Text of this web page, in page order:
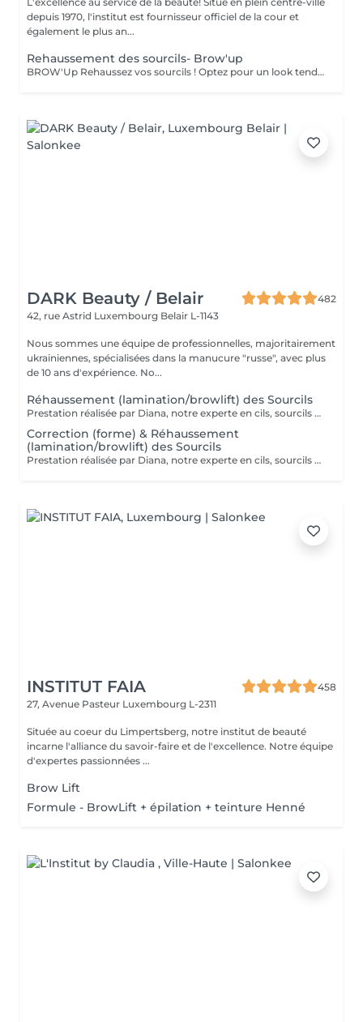
depuis 1970, l'institut est fournisseur officiel de la cour et
également le plus an...
Rehaussement des sourcils- Brow'up
BROW'Up Rehaussez vos sourcils ! Optez pour un look tendance ! Découvrez cette toute dernière tendance ! Le principe consiste à modifier le mouvement de vos poils de manière durable (+/- 6 semaines) en les rehaussant vers le haut et/ou dans leur mouvement naturel. Pourquoi ? Le sourcil sera plus ouvert, plus dense, il ouvrira considérablement le regard. Très utilisé par les plus grands maquilleurs, le coiffage du sourcil vers le haut à un vrai impact sur le regard, qui parait comme lifté, rehaussé. Egalement très utilisé en Amérique latine et en Asie, car les poils ont tendance à chuter vers le bas. Cette technique permet de les discipliner pour obtenir une ligne harmonieuse. Très utile également pour des sourcils qui frisent, qui prennent de mauvais plis , ou qui sont trop longs. Le but étant de les plaquer dans le sens le plus optimal . Messieurs, cette technique peut également vous convenir pour discipliner les volumes ! Sublime mariage avec une teinture 3D/HD Brow
DARK Beauty / Belair
482
42, rue Astrid Luxembourg Belair L-1143
Nous sommes une équipe de professionnelles, majoritairement
ukrainiennes, spécialisées dans la manucure "russe", avec plus
de 10 ans d'expérience. No...
Réhaussement (lamination/browlift) des Sourcils
Prestation réalisée par Diana, notre experte en cils, sourcils et épilation, avec plus de 10 ans d'expérience, garantissant précision et résultats de haute qualité.
Correction (forme) & Réhaussement
(lamination/browlift) des Sourcils
Prestation réalisée par Diana, notre experte en cils, sourcils et épilation, avec plus de 10 ans d'expérience, garantissant précision et résultats de haute qualité.
INSTITUT FAIA
458
27, Avenue Pasteur Luxembourg L-2311
Située au coeur du Limpertsberg, notre institut de beauté
incarne l'alliance du savoir-faire et de l'excellence. Notre équipe
d'expertes passionnées ...
Brow Lift
Formule - BrowLift + épilation + teinture Henné